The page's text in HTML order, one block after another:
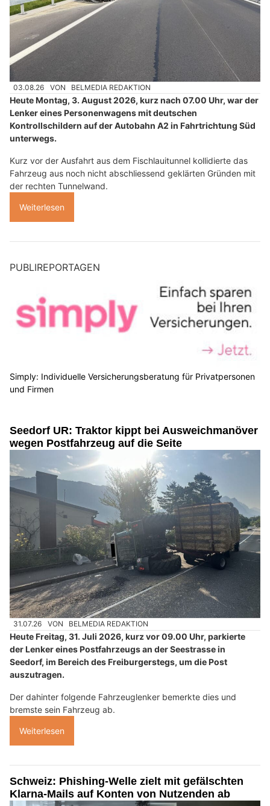
03.08.26 VON BELMEDIA REDAKTION
Heute Montag, 3. August 2026, kurz nach 07.00 Uhr, war der
Lenker eines Personenwagens mit deutschen
Kontrollschildern auf der Autobahn A2 in Fahrtrichtung Süd
unterwegs.
Kurz vor der Ausfahrt aus dem Fischlauitunnel kollidierte das
Fahrzeug aus noch nicht abschliessend geklärten Gründen mit
der rechten Tunnelwand.
Weiterlesen
PUBLIREPORTAGEN
Simply: Individuelle Versicherungsberatung für Privatpersonen
und Firmen
Seedorf UR: Traktor kippt bei Ausweichmanöver
wegen Postfahrzeug auf die Seite
31.07.26 VON BELMEDIA REDAKTION
Heute Freitag, 31. Juli 2026, kurz vor 09.00 Uhr, parkierte
der Lenker eines Postfahrzeugs an der Seestrasse in
Seedorf, im Bereich des Freiburgerstegs, um die Post
auszutragen.
Der dahinter folgende Fahrzeuglenker bemerkte dies und
bremste sein Fahrzeug ab.
Weiterlesen
Schweiz: Phishing-Welle zielt mit gefälschten
Klarna-Mails auf Konten von Nutzenden ab